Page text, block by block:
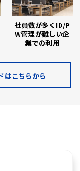
社員数が多くID/P
W管理が難しい企
業での利用
はこちらから